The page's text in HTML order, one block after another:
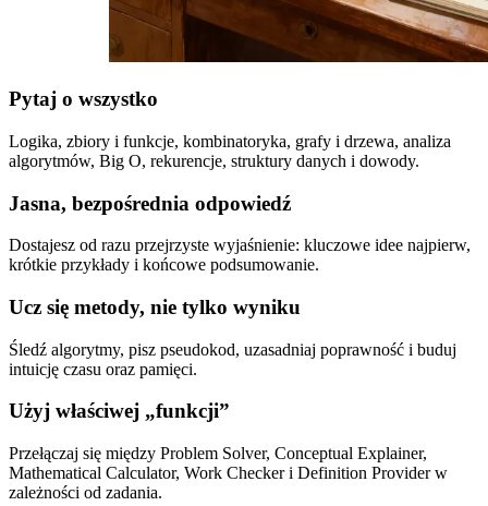
Pytaj o wszystko
Logika, zbiory i funkcje, kombinatoryka, grafy i drzewa, analiza
algorytmów, Big O, rekurencje, struktury danych i dowody.
Jasna, bezpośrednia odpowiedź
Dostajesz od razu przejrzyste wyjaśnienie: kluczowe idee najpierw,
krótkie przykłady i końcowe podsumowanie.
Ucz się metody, nie tylko wyniku
Śledź algorytmy, pisz pseudokod, uzasadniaj poprawność i buduj
intuicję czasu oraz pamięci.
Użyj właściwej „funkcji”
Przełączaj się między Problem Solver, Conceptual Explainer,
Mathematical Calculator, Work Checker i Definition Provider w
zależności od zadania.